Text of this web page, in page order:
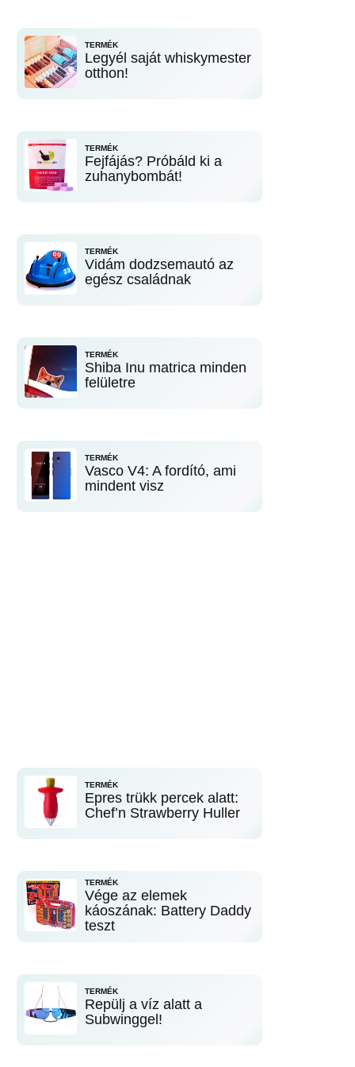
TERMÉK
Legyél saját whiskymester
otthon!
TERMÉK
Fejfájás? Próbáld ki a
zuhanybombát!
TERMÉK
Vidám dodzsemautó az
egész családnak
TERMÉK
Shiba Inu matrica minden
felületre
TERMÉK
Vasco V4: A fordító, ami
mindent visz
TERMÉK
Epres trükk percek alatt:
Chef’n Strawberry Huller
TERMÉK
Vége az elemek
káoszának: Battery Daddy
teszt
TERMÉK
Repülj a víz alatt a
Subwinggel!